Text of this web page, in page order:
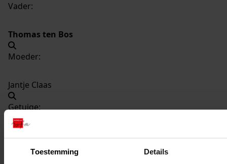
Toestemming Details
Vader:
Thomas ten Bos
Moeder:
Jantje Claas
Getuige:
Fokjen Jans
Kerkelijke gezindte: